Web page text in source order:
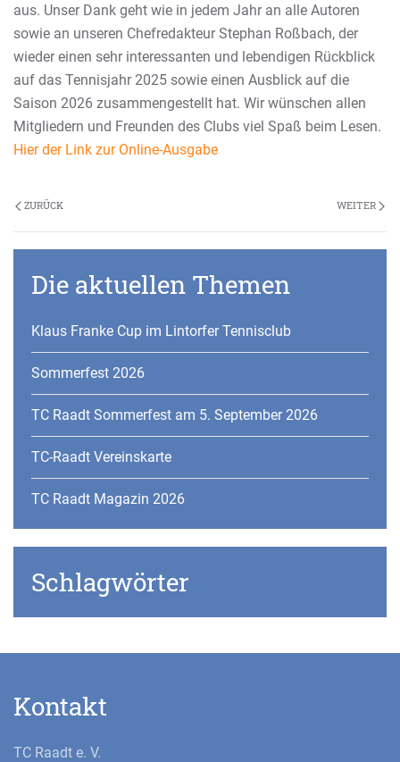
aus. Unser Dank geht wie in jedem Jahr an alle Autoren
sowie an unseren Chefredakteur Stephan Roßbach, der
wieder einen sehr interessanten und lebendigen Rückblick
auf das Tennisjahr 2025 sowie einen Ausblick auf die
Saison 2026 zusammengestellt hat. Wir wünschen allen
Mitgliedern und Freunden des Clubs viel Spaß beim Lesen.
Hier der Link zur Online-Ausgabe
ZURÜCK WEITER
Die aktuellen Themen
Klaus Franke Cup im Lintorfer Tennisclub
Sommerfest 2026
TC Raadt Sommerfest am 5. September 2026
TC-Raadt Vereinskarte
TC Raadt Magazin 2026
Schlagwörter
Kontakt
TC Raadt e. V.